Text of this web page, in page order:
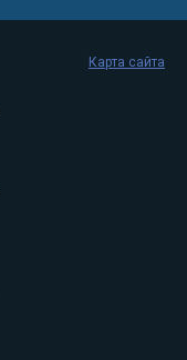
Карта сайта